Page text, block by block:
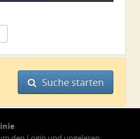
Suche starten